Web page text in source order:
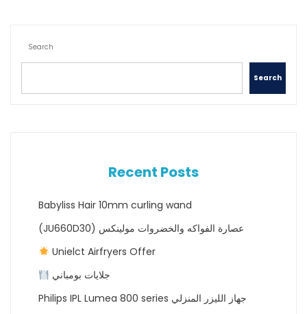
Search
Search
Recent Posts
Babyliss Hair 10mm curling wand
(JU660D30) عصارة الفواكه والخضروات مولينكس
Unielct Airfryers Offer
جلايات بومباني
Philips IPL Lumea 800 series جهاز الليزر المنزلي